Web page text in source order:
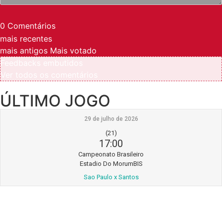
0 Comentários
mais recentes
mais antigos Mais votado
ÚLTIMO JOGO
29 de julho de 2026
(21)
17:00
Campeonato Brasileiro
Estadio Do MorumBIS
Sao Paulo x Santos